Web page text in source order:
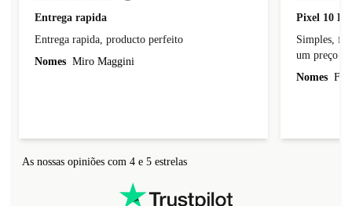
Entrega rapida
Entrega rapida, producto perfeito
Nomes Miro Maggini
Pixel 10
Simples, fácil,
um preço
Nomes
As nossas opiniões com 4 e 5 estrelas